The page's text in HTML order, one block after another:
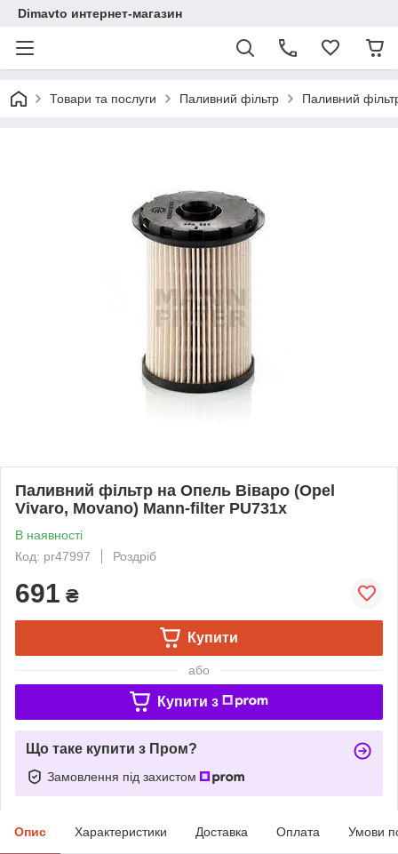
Dimavto интернет-магазин
Товари та послуги Паливний фільтр Паливний
Паливний фільтр на Опель Віваро (Opel
Vivaro, Movano) Mann-filter PU731x
В наявності
Код: pr47997
Роздріб
691 ₴
Купити
або
Купити з
Що таке купити з Пром?
Замовлення під захистом
Опис Характеристики Доставка Оплата Умови